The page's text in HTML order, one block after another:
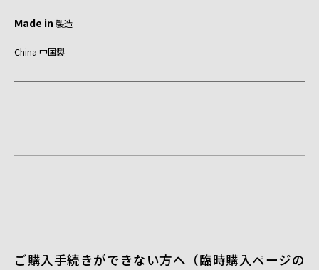
Made in 製造
China 中国製
ご購入手続きができない方へ（臨時購入ページの